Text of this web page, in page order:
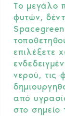
Το μεγάλο
φυτών,
επιλέξετε
νερού, τις
από
στο σημείο